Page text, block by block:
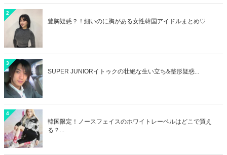
2
豊胸疑惑？！細いのに胸がある女性韓国アイドルまとめ♡
3
SUPER JUNIORイトゥクの壮絶な生い立ち&整形疑惑...
4
韓国限定！ノースフェイスのホワイトレーベルはどこで買え
る？...